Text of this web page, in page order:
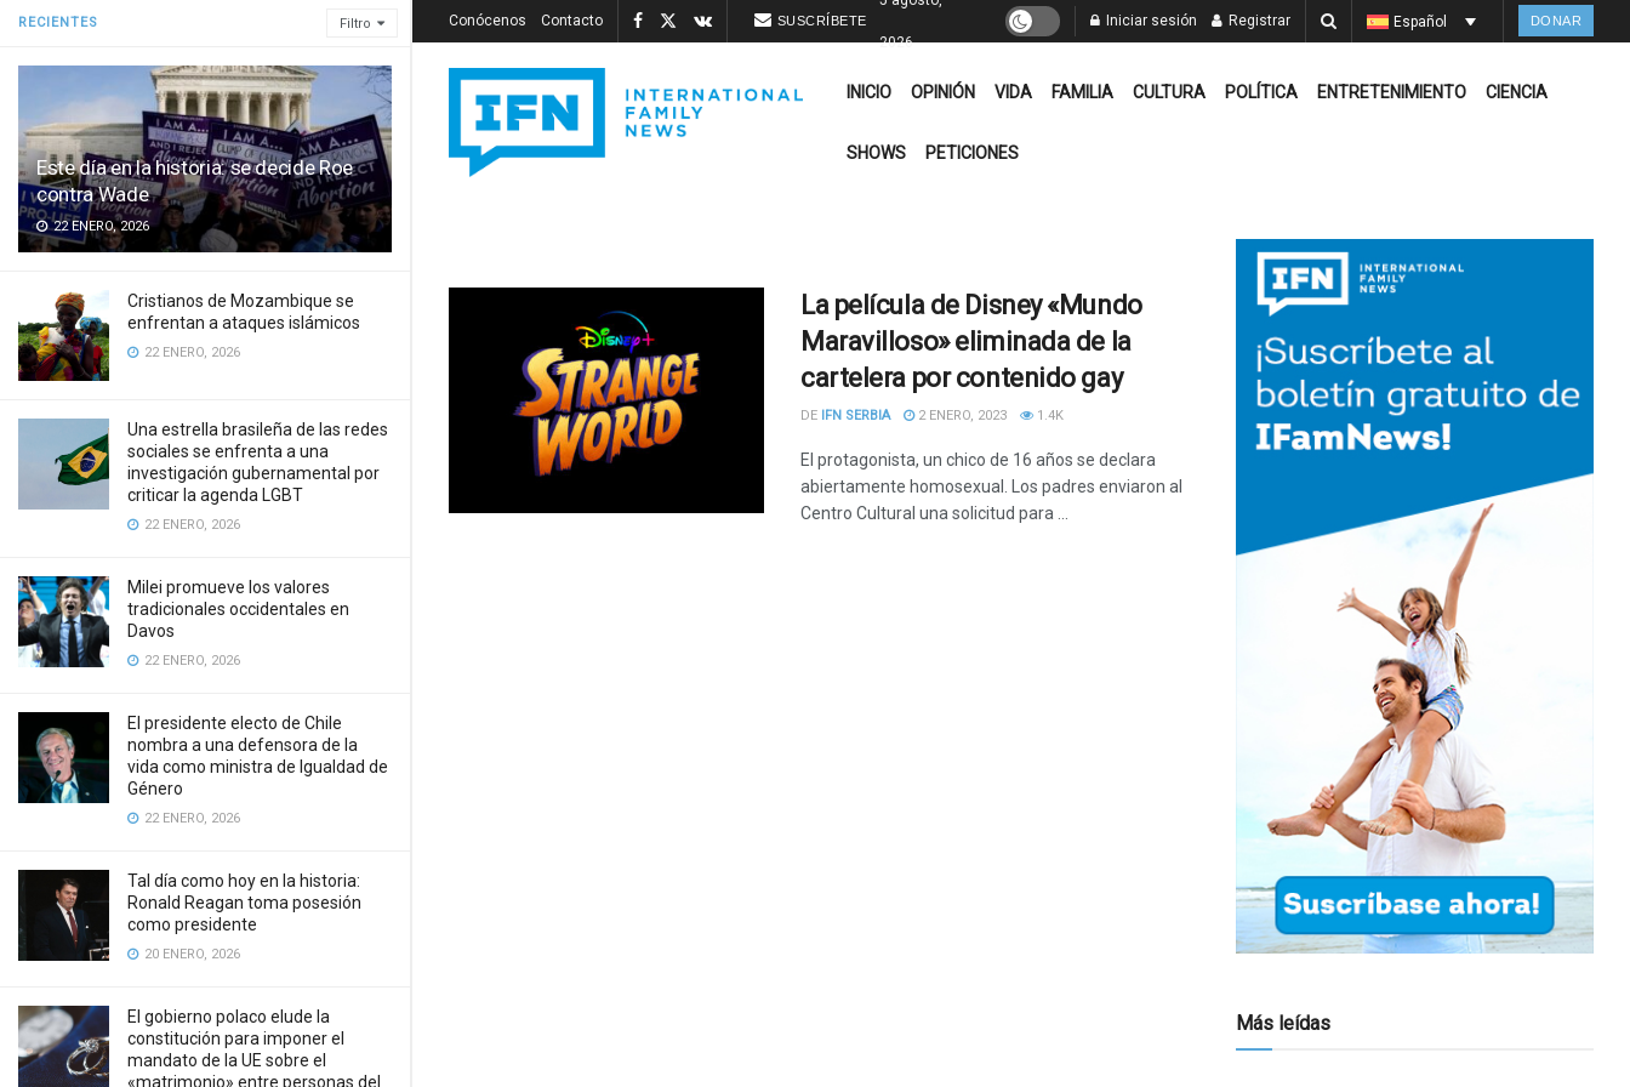
RECIENTES Filtro
Este día en la historia: se decide Roe
contra Wade
22 ENERO, 2026
Cristianos de Mozambique se
enfrentan a ataques islámicos
22 ENERO, 2026
Una estrella brasileña de las redes
sociales se enfrenta a una
investigación gubernamental por
criticar la agenda LGBT
22 ENERO, 2026
Milei promueve los valores
tradicionales occidentales en
Davos
22 ENERO, 2026
El presidente electo de Chile
nombra a una defensora de la
vida como ministra de Igualdad de
Género
22 ENERO, 2026
Tal día como hoy en la historia:
Ronald Reagan toma posesión
como presidente
20 ENERO, 2026
El gobierno polaco elude la
constitución para imponer el
mandato de la UE sobre el
«matrimonio» entre personas del
Conócenos Contacto SUSCRÍBETE
2026
Iniciar sesión Registrar Español DONAR
INICIO OPINIÓN VIDA FAMILIA CULTURA POLÍTICA ENTRETENIMIENTO CIENCIA
SHOWS PETICIONES
La película de Disney «Mundo
Maravilloso» eliminada de la
cartelera por contenido gay
DE IFN SERBIA 2 ENERO, 2023 1.4K
El protagonista, un chico de 16 años se declara
abiertamente homosexual. Los padres enviaron al
Centro Cultural una solicitud para ...
Más leídas